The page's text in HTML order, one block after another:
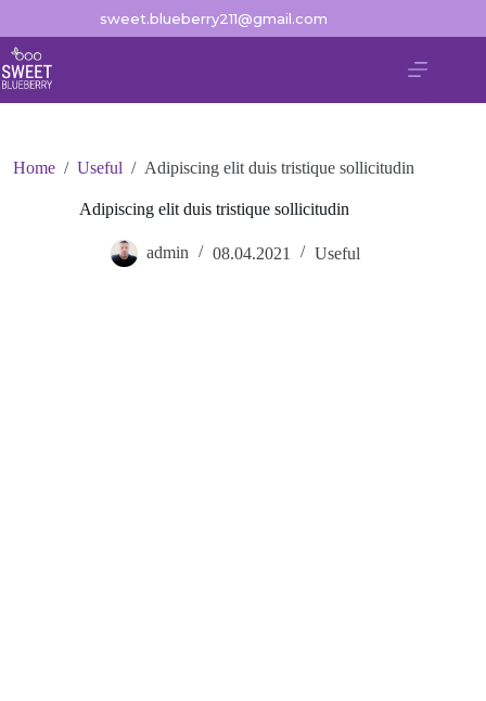
sweet.blueberry211@gmail.com
Home / Useful / Adipiscing elit duis tristique sollicitudin
Adipiscing elit duis tristique sollicitudin
admin 08.04.2021 Useful